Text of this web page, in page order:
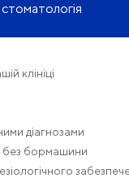
клініці
діагнозами
без бормашини